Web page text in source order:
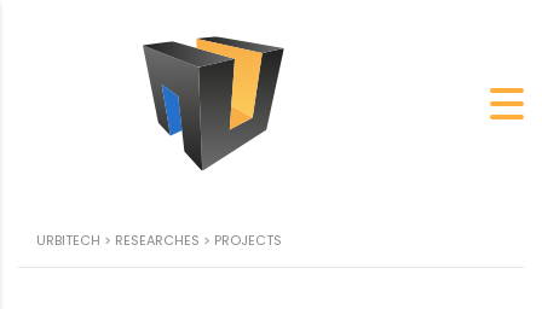
URBITECH > RESEARCHES > PROJECTS